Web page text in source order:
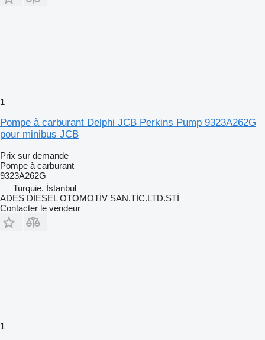
1
Pompe à carburant Delphi JCB Perkins Pump 9323A262G
pour minibus JCB
Prix sur demande
Pompe à carburant
9323A262G
Turquie, İstanbul
ADES DİESEL OTOMOTİV SAN.TİC.LTD.STİ
Contacter le vendeur
1